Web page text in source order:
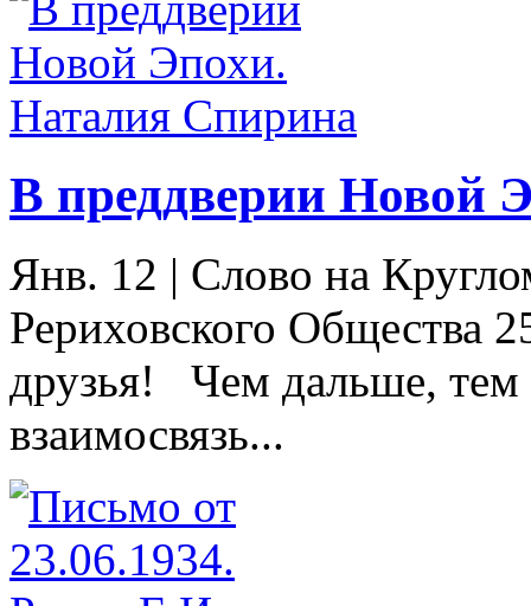
В преддверии Новой
Янв. 12 | Слово на
Рериховского Общества
друзья! Чем дальше,
взаимосвязь...